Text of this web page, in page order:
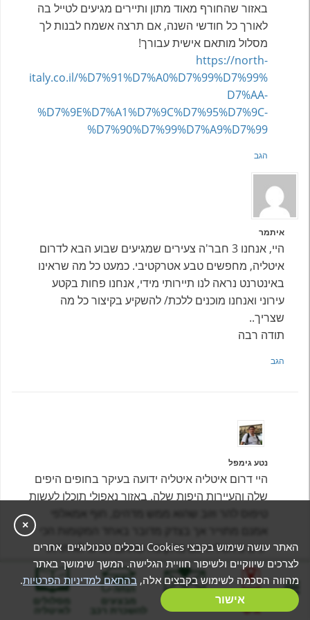
באזור שהחורף מאוד מתון ותיירים מגיעים לטייל בה
לאורך כל חודשי השנה, אם תרצה אשמח לבנות לך
מסלול מותאם אישית עבורך!
https://north-
italy.co.il/%D7%91%D7%A0%D7%99%D7%99%
D7%AA-
%D7%9E%D7%A1%D7%9C%D7%95%D7%9C-
%D7%90%D7%99%D7%A9%D7%99
הגב
איתמר
היי, אנחנו 3 חבר'ה צעירים שמגיעים שבוע הבא לדרום
איטליה, מחפשים טבע אטרקטיבי. כמעט כל מה שראינו
באינטרנט נראה לנו תיירותי מידי, אנחנו פחות בקטע
עירוני ואנחנו מוכנים ללכת/ להשקיע בקיצור כל מה
שצריך..
תודה רבה
הגב
נטע גימפל
היי דרום איטליה איטליה ידועה בעיקר בחופים היפים
שלה והעיירות היפות שלה. באזור נאפולי תוכלו לעשות
יפים ביאטליה וגם בתקופה שאתם תגיעו לא תראו
המון תיירים לכן אני ממליץ .
הגב
בניית מסלול
אישי
מבצעים מסלולים
לאיטליה
×
האתר עושה שימוש בקבצי Cookies ובכלים טכנולוגיים אחרים
לצרכים שיווקיים ולשיפור חוויית הגלישה. המשך שימושך באתר
מהווה הסכמה לשימוש בקבצים אלה, בהתאם למדיניות הפרטיות.
אישור